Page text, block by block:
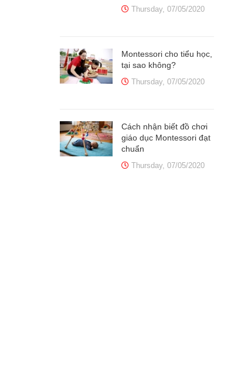
Thursday, 07/05/2020
Montessori cho tiểu học,
tại sao không?
Thursday, 07/05/2020
Cách nhận biết đồ chơi
giáo dục Montessori đạt
chuẩn
Thursday, 07/05/2020